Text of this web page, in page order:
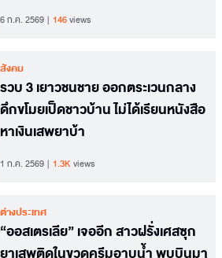
6 ก.ค. 2569 146views
สังคม
รวบ 3 เยาวชนชาย ออกตระเวนกลาง
ดึกขโมยเป็ดชาวบ้าน ไม่ได้เรียนหนังสือ
หาเงินเสพยาบ้า
1 ก.ค. 2569 1.3Kviews
ต่างประเทศ
“ออสเตรเลีย” เจออีก สาวฝรั่งเศสซุก